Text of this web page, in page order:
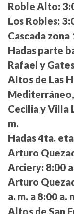
Roble Alto:
Los Robles:
Cascada zona
Hadas parte
Rafael y
Altos de Las
Cecilia y Villa
m.
Hadas 4ta.
Arturo
Arciery: 8:00
Arturo
a. m. a 8:00 a.
Altos de San